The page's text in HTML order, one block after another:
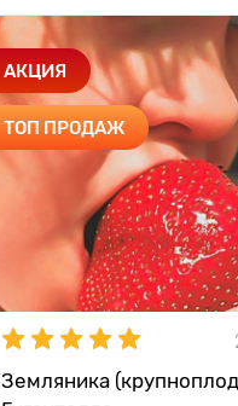
АКЦИЯ
ТОП ПРОДАЖ
Земляника